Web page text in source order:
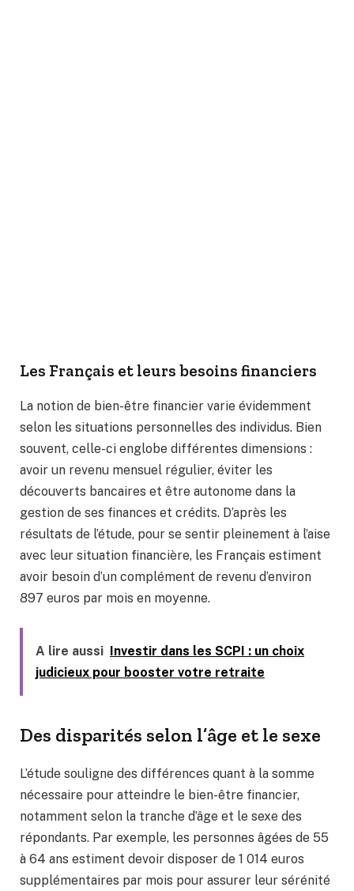
Les Français et leurs besoins financiers
La notion de bien-être financier varie évidemment
selon les situations personnelles des individus. Bien
souvent, celle-ci englobe différentes dimensions :
avoir un revenu mensuel régulier, éviter les
découverts bancaires et être autonome dans la
gestion de ses finances et crédits. D’après les
résultats de l’étude, pour se sentir pleinement à l’aise
avec leur situation financière, les Français estiment
avoir besoin d’un complément de revenu d’environ
897 euros par mois en moyenne.
A lire aussi
Investir dans les SCPI : un choix
judicieux pour booster votre retraite
Des disparités selon l’âge et le sexe
L’étude souligne des différences quant à la somme
nécessaire pour atteindre le bien-être financier,
notamment selon la tranche d’âge et le sexe des
répondants. Par exemple, les personnes âgées de 55
à 64 ans estiment devoir disposer de 1 014 euros
supplémentaires par mois pour assurer leur sérénité